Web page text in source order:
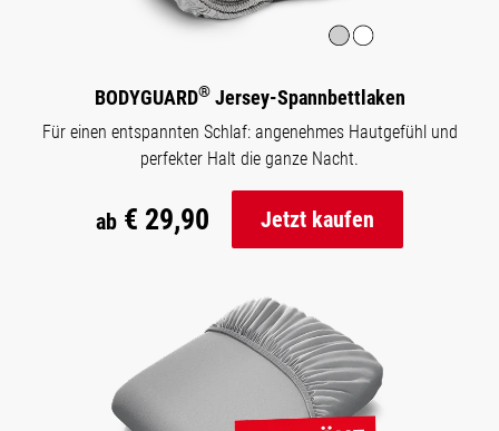
BODYGUARD®Jersey-Spannbettlaken
Für einen entspannten Schlaf: angenehmes Hautgefühl und
perfekter Halt die ganze Nacht.
ab € 29,90 Jetzt kaufen